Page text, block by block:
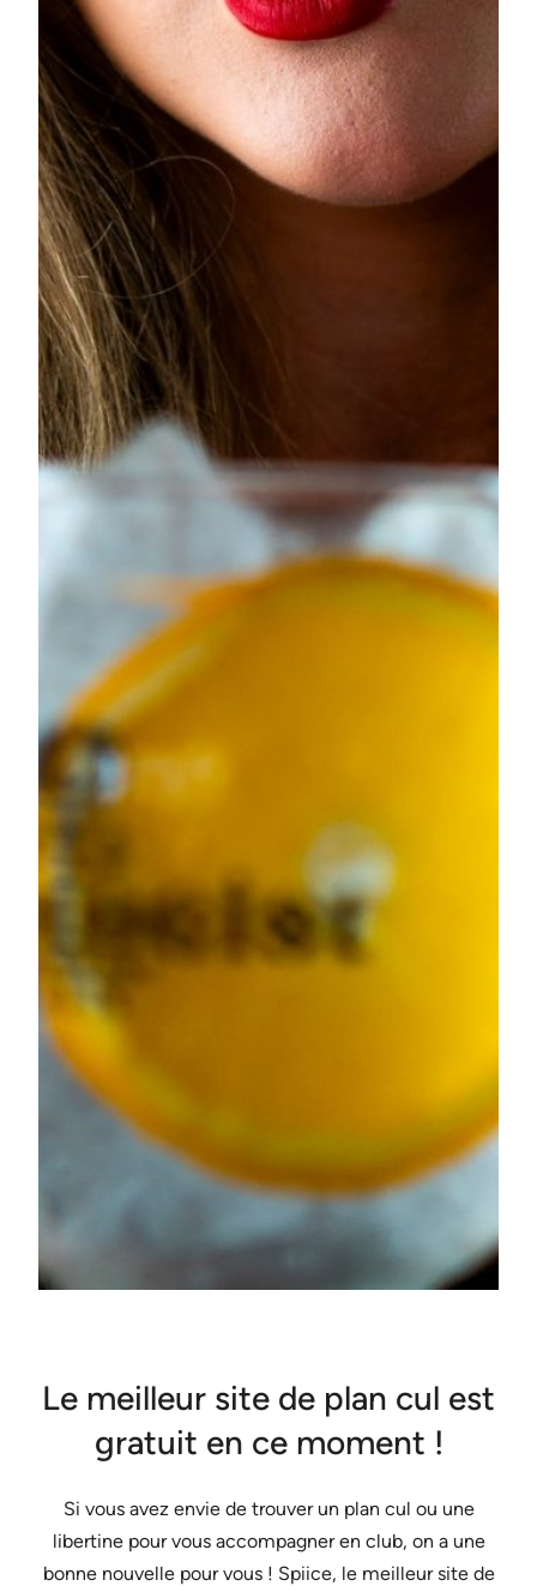
Le meilleur site de plan cul est
gratuit en ce moment !
Si vous avez envie de trouver un plan cul ou une
libertine pour vous accompagner en club, on a une
bonne nouvelle pour vous ! Spiice, le meilleur site de